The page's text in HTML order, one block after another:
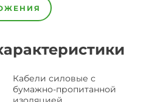
Кабели силовые с
бумажно-пропитанной